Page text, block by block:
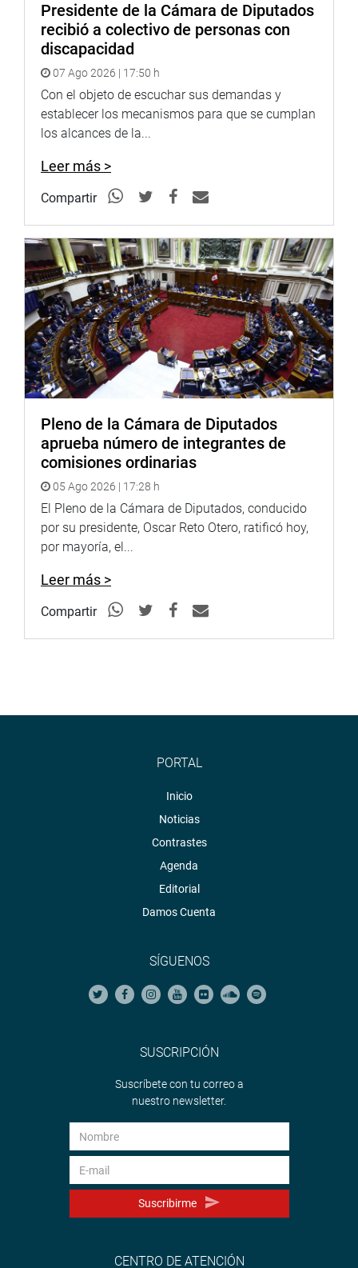
puedan insertarse a una carrera universitaria a través de
cursos convalidados.
“Es decir, el sueño del título universitario no se pierde
necesariamente por seguir una carrera técnica”, indicó.
INVOCACIÓN
En otro momento, el presidente Luis Iberico invocó
a sus colegas parlamentarios a asistir a las sesiones
plenarias y de las diferentes comisiones ordinarias del
Parlamento, pese a que se está en una época de
campaña electoral.
“Yo espero que vengan mis colegas. Estoy seguro
de su responsabilidad, porque primero es nuestro trabajo
en el Congreso de la República”, anotó.
Iberico Núñez afirmó que no tiene conocimiento del
confió en que estas no sean muchas y que estén bien
justificadas.
“Quiero recordarles que cuando un congresista no asiste y
no ha justificado su ausencia, se procede a descontar su
sueldo. Pero eso no debe ser motivo para asistir, sino la
responsabilidad que tiene frente al país”, puntualizó
Iberico Núñez.(ac)
Presidente de la Cámara de Diputados
recibió a colectivo de personas con
discapacidad
07 Ago 2026 | 17:50 h
Con el objeto de escuchar sus demandas y
establecer los mecanismos para que se cumplan
los alcances de la...
Leer más >
Compartir
Pleno de la Cámara de Diputados
aprueba número de integrantes de
comisiones ordinarias
05 Ago 2026 | 17:28 h
El Pleno de la Cámara de Diputados, conducido
por su presidente, Oscar Reto Otero, ratificó hoy,
por mayoría, el...
Leer más >
Compartir
PORTAL
Inicio
Noticias
Contrastes
Agenda
Editorial
Damos Cuenta
SÍGUENOS
SUSCRIPCIÓN
Suscríbete con tu correo a
nuestro newsletter.
Suscribirme
CENTRO DE ATENCIÓN